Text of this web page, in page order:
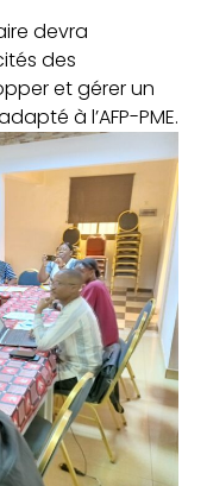
devra
des
et gérer un
à l’AFP-PME.